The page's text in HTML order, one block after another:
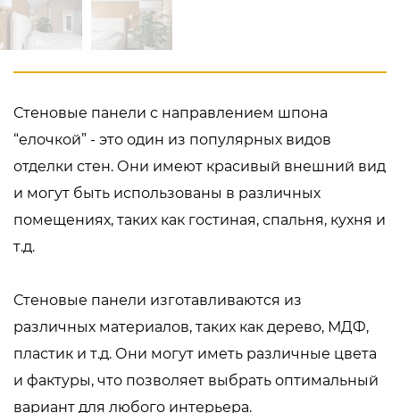
Стеновые панели с направлением шпона
“елочкой” - это один из популярных видов
отделки стен. Они имеют красивый внешний вид
и могут быть использованы в различных
помещениях, таких как гостиная, спальня, кухня и
т.д.
Стеновые панели изготавливаются из
различных материалов, таких как дерево, МДФ,
пластик и т.д. Они могут иметь различные цвета
и фактуры, что позволяет выбрать оптимальный
вариант для любого интерьера.